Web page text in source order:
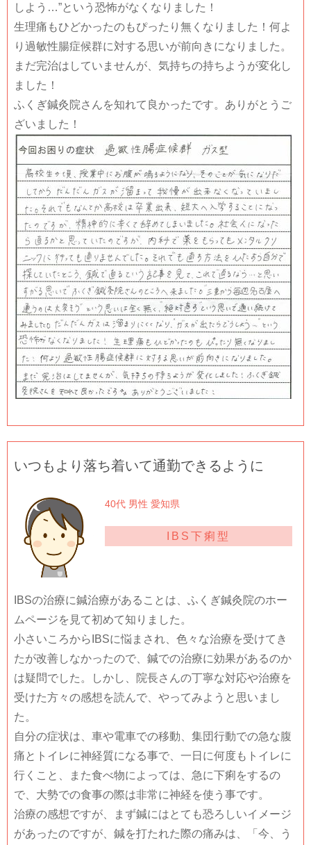
しよう…”という恐怖がなくなりました！
生理痛もひどかったのもぴったり無くなりました！何よ
り過敏性腸症候群に対する思いが前向きになりました。
まだ完治はしていませんが、気持ちの持ちようが変化し
ました！
ふくぎ鍼灸院さんを知れて良かったです。ありがとうご
ざいました！
いつもより落ち着いて通勤できるように
40代 男性 愛知県
IBS下痢型
IBSの治療に鍼治療があることは、ふくぎ鍼灸院のホー
ムページを見て初めて知りました。
小さいころからIBSに悩まされ、色々な治療を受けてき
たが改善しなかったので、鍼での治療に効果があるのか
は疑問でした。しかし、院長さんの丁寧な対応や治療を
受けた方々の感想を読んで、やってみようと思いまし
た。
自分の症状は、車や電車での移動、集団行動での急な腹
痛とトイレに神経質になる事で、一日に何度もトイレに
行くこと、また食べ物によっては、急に下痢をするの
で、大勢での食事の際は非常に神経を使う事です。
治療の感想ですが、まず鍼にはとても恐ろしいイメージ
があったのですが、鍼を打たれた際の痛みは、「今、う